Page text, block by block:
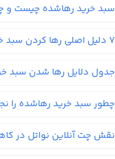
سبد خرید رهاشده چیست و
۷ دلیل اصلی رها کردن سبد خرید
جدول دلایل رها شدن سبد
چطور سبد خرید رهاشده را
نقش چت آنلاین نواتل در